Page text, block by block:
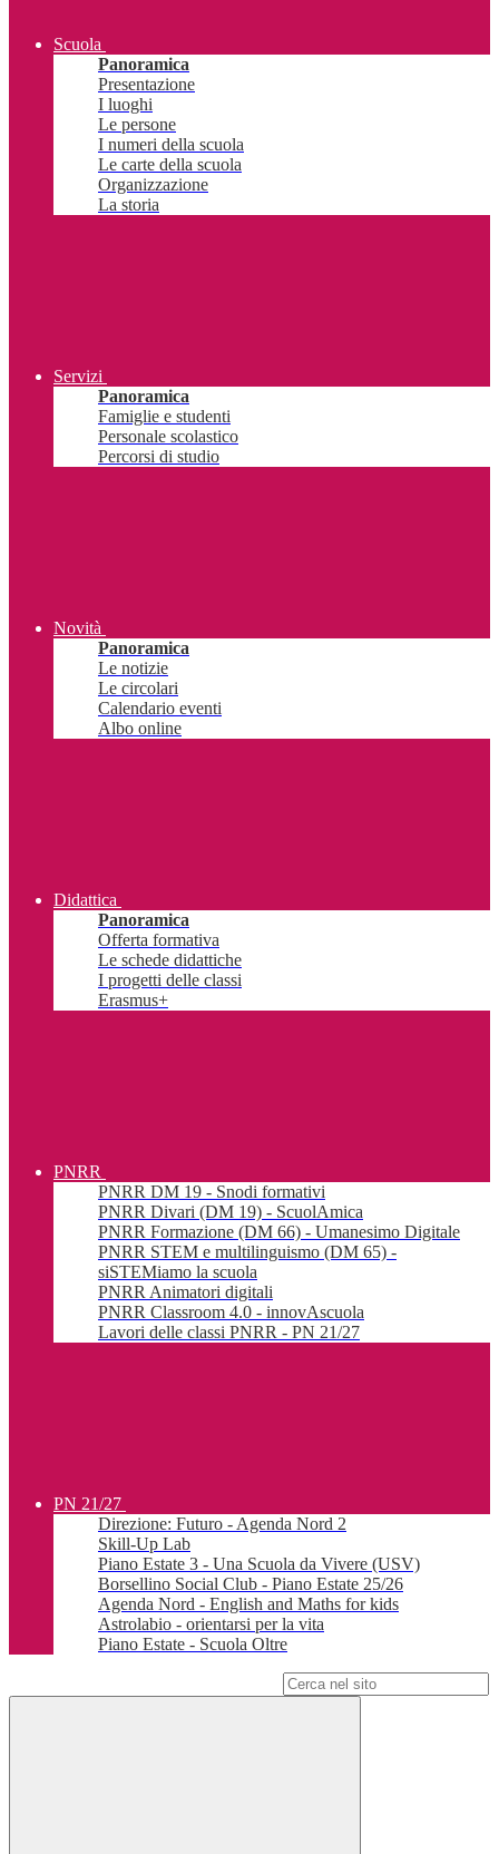
Scuola
Panoramica
Presentazione
I luoghi
Le persone
I numeri della scuola
Le carte della scuola
Organizzazione
La storia
Servizi
Panoramica
Famiglie e studenti
Personale scolastico
Percorsi di studio
Novità
Panoramica
Le notizie
Le circolari
Calendario eventi
Albo online
Didattica
Panoramica
Offerta formativa
Le schede didattiche
I progetti delle classi
Erasmus+
PNRR
PNRR DM 19 - Snodi formativi
PNRR Divari (DM 19) - ScuolAmica
PNRR Formazione (DM 66) - Umanesimo Digitale
PNRR STEM e multilinguismo (DM 65) -
siSTEMiamo la scuola
PNRR Animatori digitali
PNRR Classroom 4.0 - innovAscuola
Lavori delle classi PNRR - PN 21/27
PN 21/27
Direzione: Futuro - Agenda Nord 2
Skill-Up Lab
Piano Estate 3 - Una Scuola da Vivere (USV)
Borsellino Social Club - Piano Estate 25/26
Agenda Nord - English and Maths for kids
Astrolabio - orientarsi per la vita
Piano Estate - Scuola Oltre